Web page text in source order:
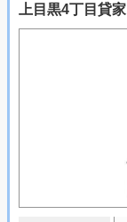
上目黒4丁目貸家